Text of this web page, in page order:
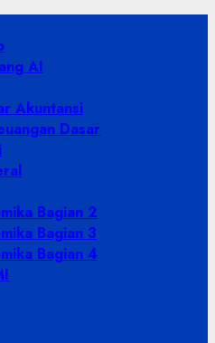
AI
Akuntansi
Dasar
Bagian 2
Bagian 3
Bagian 4